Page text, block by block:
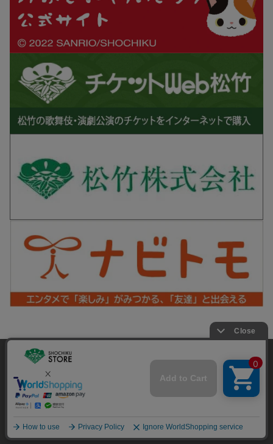
Copyright©SHOCHIKU Co.,Ltd. All Rights Reserved.
当サイトでは利用体験の向上およびコンテンツの最適な提供、ト
ラフィックの分析を目的としてCookieを使用しています。
サイトの閲覧を継続された場合、Cookieの利用に同意したことも
のといたします。
詳細については
承諾する